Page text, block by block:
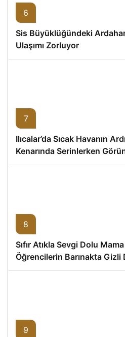
6
Sis Büyüklüğündeki
Ulaşımı Zorluyor
7
Ilıcalar’da Sıcak Havanın
Kenarında Serinlerken
8
Sıfır Atıkla Sevgi Dolu
Öğrencilerin Barınakta Gizli
Proje
9